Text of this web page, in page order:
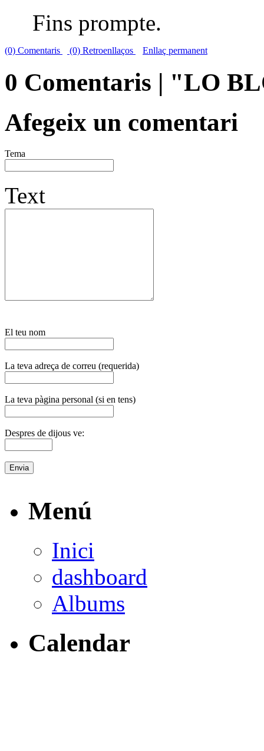
Fins prompte.
(0) Comentaris (0) Retroenllaços Enllaç permanent
0 Comentaris | "LO
Afegeix un comentari
Tema
Text
El teu nom
La teva adreça de correu (requerida)
La teva pàgina personal (si en tens)
Despres de dijous ve:
Menú
Inici
dashboard
Albums
Calendar